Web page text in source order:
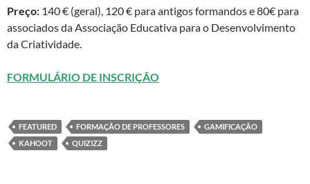
Preço: 140 € (geral), 120 € para antigos formandos e 80€ para
associados da Associação Educativa para o Desenvolvimento
da Criatividade.
FORMULÁRIO DE INSCRIÇÃO
FEATURED FORMAÇÃO DE PROFESSORES
GAMIFICAÇÃO
KAHOOT
QUIZIZZ